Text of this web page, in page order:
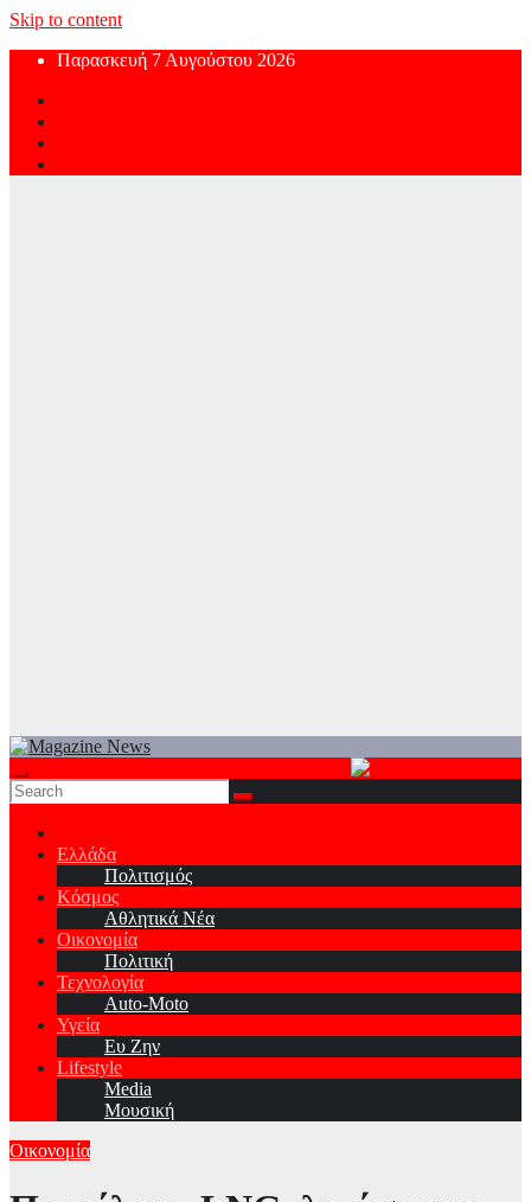
Skip to content
Παρασκευή 7 Αυγούστου 2026
Ελλάδα
Πολιτισμός
Κόσμος
Αθλητικά Νέα
Οικονομία
Πολιτική
Τεχνολογία
Auto-Moto
Υγεία
Ευ Ζην
Lifestyle
Media
Μουσική
Οικονομία